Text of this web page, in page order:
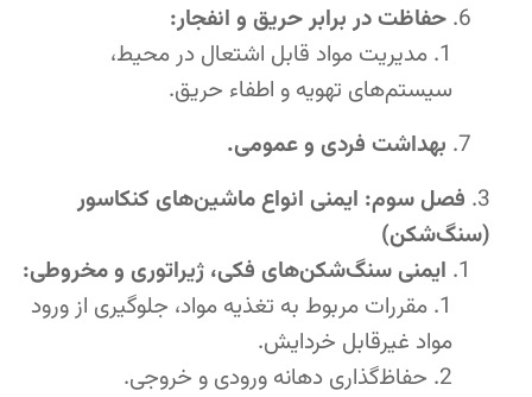
حفاظت در برابر حریق و انفجار:
مدیریت مواد قابل اشتعال در محیط،
سیستم‌های تهویه و اطفاء حریق.
بهداشت فردی و عمومی.
فصل سوم: ایمنی انواع ماشین‌های کنکاسور
(سنگ‌شکن)
ایمنی سنگ‌شکن‌های فکی، ژیراتوری و مخروطی:
مقررات مربوط به تغذیه مواد، جلوگیری از ورود
مواد غیرقابل خردایش.
حفاظ‌گذاری دهانه ورودی و خروجی.